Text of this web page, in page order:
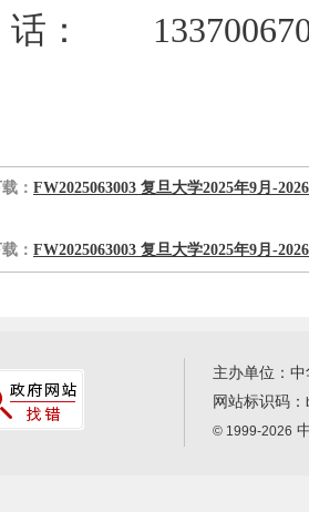
：
： FW2025063003 复旦大学2025年9月-
： FW2025063003 复旦大学2025年9月-
主办单位：
网站标识码：
© 1999-2026